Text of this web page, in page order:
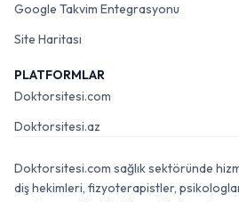
Google Takvim Entegrasyonu
Site Haritası
PLATFORMLAR
Doktorsitesi.com
Doktorsitesi.az
Doktorsitesi.com sağlık sektöründe
diş hekimleri, fizyoterapistler,